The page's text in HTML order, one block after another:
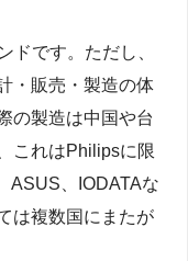
ドです。ただし、
・販売・製造の体
の製造は中国や台
これはPhilipsに限
ASUS、IODATAな
は複数国にまたが